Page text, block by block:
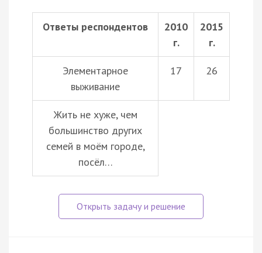
Ответы респондентов
2010
г.
2015
г.
Элементарное
выживание
17 26
Жить не хуже, чем
большинство других
семей в моём городе,
посёл…